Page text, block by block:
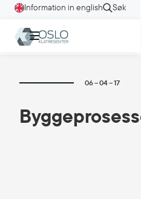
Information in english Søk
06–04–17